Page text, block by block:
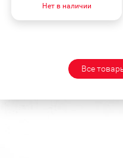
Нет в наличии
Все